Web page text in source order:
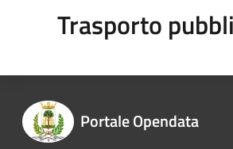
Trasporto
Portale Opendata